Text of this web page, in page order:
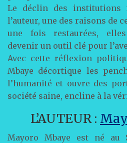
Le déclin des institutions
l’auteur, une des raisons de
une fois restaurées,
devenir un outil clé pour
Avec cette réflexion
Mbaye décortique les
l’humanité et ouvre des
société saine, encline à la
L’AUTEUR :
Mayoro Mbaye est né au